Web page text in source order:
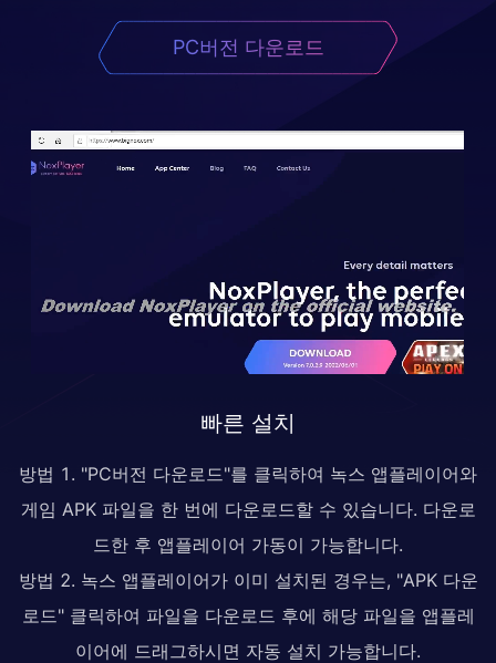
PC버전 다운로드
빠른 설치
방법 1. "PC버전 다운로드"를 클릭하여 녹스 앱플레이어와
게임 APK 파일을 한 번에 다운로드할 수 있습니다. 다운로
드한 후 앱플레이어 가동이 가능합니다.
방법 2. 녹스 앱플레이어가 이미 설치된 경우는, "APK 다운
로드" 클릭하여 파일을 다운로드 후에 해당 파일을 앱플레
이어에 드래그하시면 자동 설치 가능합니다.